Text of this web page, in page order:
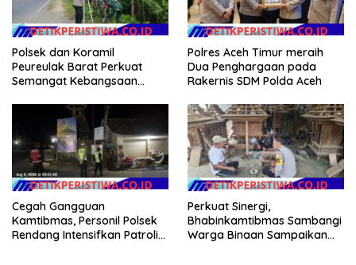
Polsek dan Koramil
Peureulak Barat Perkuat
Semangat Kebangsaan
Merah Putih
Polres Aceh Timur meraih
Dua Penghargaan pada
Rakernis SDM Polda Aceh
Cegah Gangguan
Kamtibmas, Personil Polsek
Rendang Intensifkan Patroli
Perkuat Sinergi,
Bhabinkamtibmas Sambangi
Warga Binaan Sampaikan